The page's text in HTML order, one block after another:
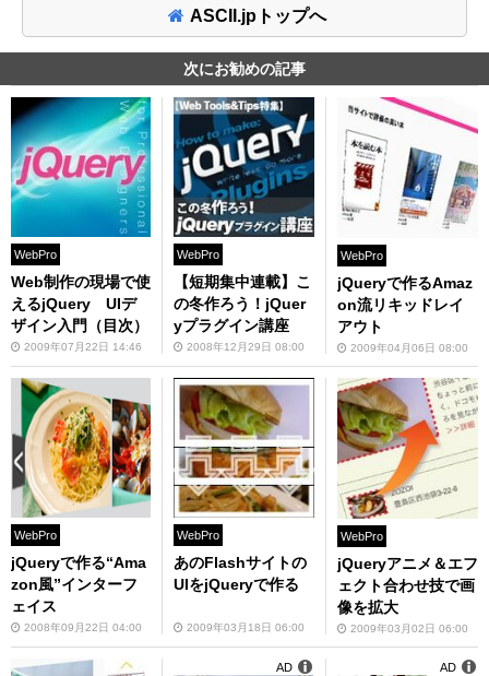
ASCII.jpトップへ
次にお勧めの記事
WebPro
Web制作の現場で使
えるjQuery UIデ
ザイン入門（目次）
2009年07月22日 14:46
WebPro
【短期集中連載】こ
の冬作ろう！jQuer
yプラグイン講座
2008年12月29日 08:00
WebPro
jQueryで作るAmaz
on流リキッドレイ
アウト
2009年04月06日 08:00
WebPro
jQueryで作る“Ama
zon風”インターフ
ェイス
2008年09月22日 04:00
WebPro
あのFlashサイトの
UIをjQueryで作る
2009年03月18日 06:00
WebPro
jQueryアニメ＆エフ
ェクト合わせ技で画
像を拡大
2009年03月02日 06:00
AD AD